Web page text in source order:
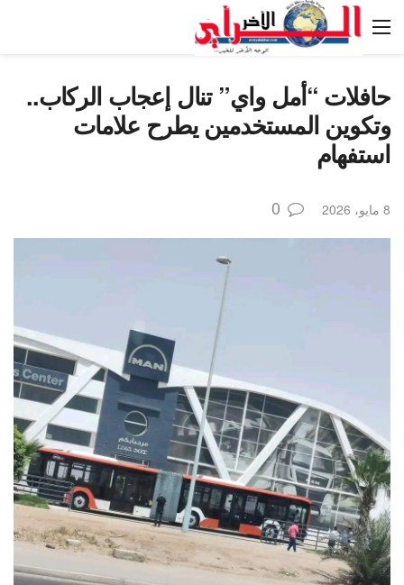
حافلات “أمل واي” تنال إعجاب الركاب..
وتكوين المستخدمين يطرح علامات
استفهام
8 مايو، 2026 0